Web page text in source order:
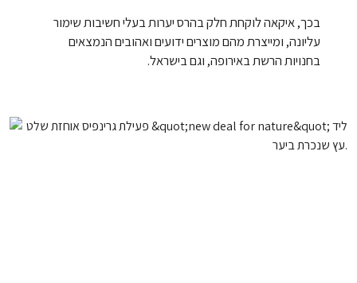
בכך, איקאה לוקחת חלק בהרס יערות בעלי חשיבות שימור
עליונה, ומייצרת מהם מוצרים ידועים ואהובים הנמצאים
בחנויות הרשת באירופה, וגם בישראל.